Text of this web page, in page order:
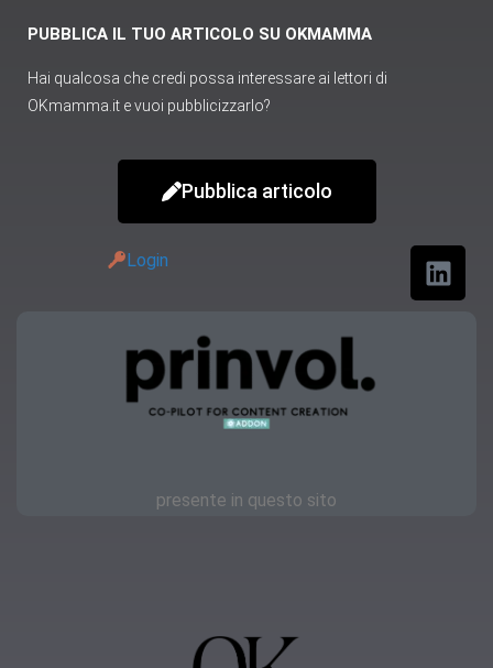
PUBBLICA IL TUO ARTICOLO SU OKMAMMA
Hai qualcosa che credi possa interessare ai lettori di
OKmamma.it e vuoi pubblicizzarlo?
Pubblica articolo
Login
presente in questo sito